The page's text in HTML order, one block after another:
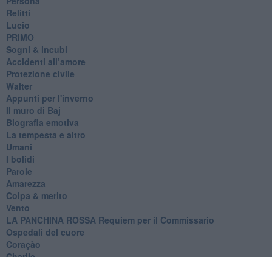
Relitti
Lucio
PRIMO
Sogni & incubi
Accidenti all’amore
Protezione civile
Walter
Appunti per l'inverno
Il muro di Baj
Biografia emotiva
La tempesta e altro
Umani
I bolidi
Parole
Amarezza
Colpa & merito
Vento
​LA PANCHINA ROSSA Requiem per il Commissario
Ospedali del cuore
Coraçào